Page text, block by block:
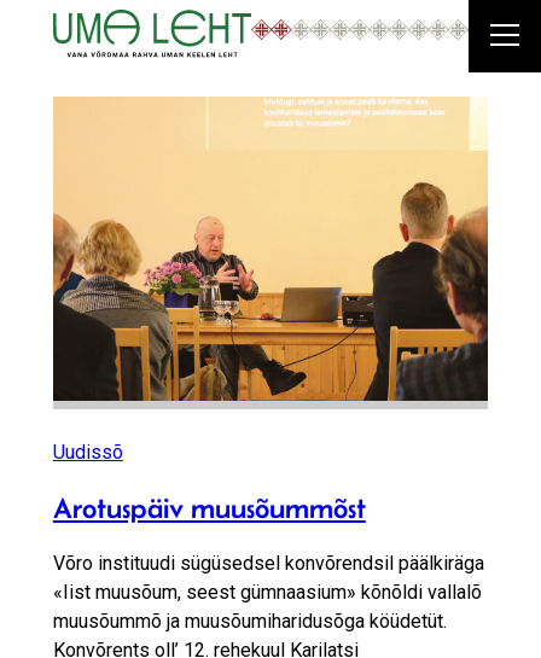
Uudissõ
Arotuspäiv muusõummõst
Võro instituudi sügüsedsel konvõrendsil päälkiräga
«Iist muusõum, seest gümnaasium» kõnõldi vallalõ
muusõummõ ja muusõumiharidusõga köüdetüt.
Konvõrents oll’ 12. rehekuul Karilatsi